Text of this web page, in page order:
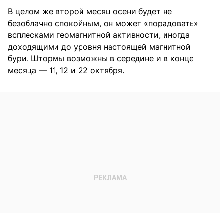
В целом же второй месяц осени будет не
безоблачно спокойным, он может «порадовать»
всплесками геомагнитной активности, иногда
доходящими до уровня настоящей магнитной
бури. Штормы возможны в середине и в конце
месяца — 11, 12 и 22 октября.